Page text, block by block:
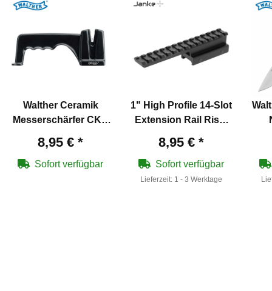
Walther Ceramik
Messerschärfer CKS
8,95 € *
Sofort verfügbar
1" High Profile 14-Slot
Extension Rail Riser
Montageerhöhung
8,95 € *
Sofort verfügbar
Lieferzeit: 1 - 3 Werktage